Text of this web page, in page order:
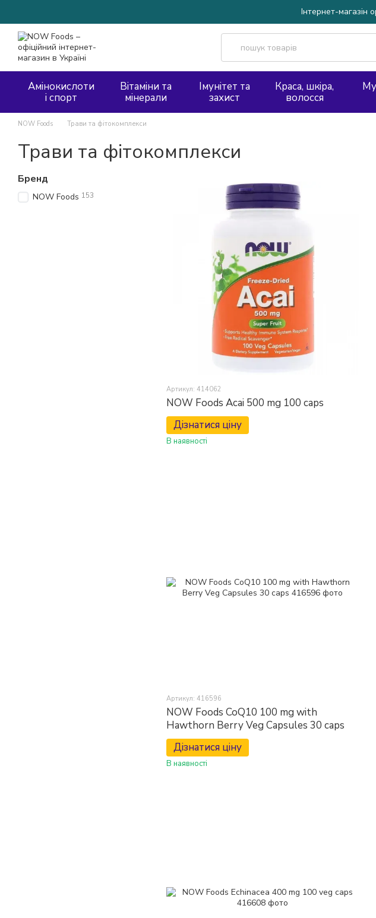
Інтернет-магазін
Амінокислоти
і спорт
Вітаміни та
мінерали
Імунітет та
захист
Краса, шкіра,
волосся
NOW Foods Трави та фітокомплекси
Трави та фітокомплекси
Артикул: 414062
NOW Foods Acai 500 mg 100 caps
Дізнатися ціну
В наявності
Артикул: 416596
NOW Foods CoQ10 100 mg with
Hawthorn Berry Veg Capsules 30 caps
Дізнатися ціну
В наявності
Бренд
NOW Foods 153